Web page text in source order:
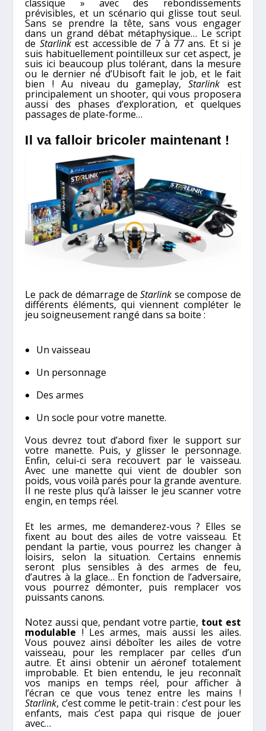
classique » avec des rebondissements
prévisibles, et un scénario qui glisse tout seul.
Sans se prendre la tête, sans vous engager
dans un grand débat métaphysique… Le script
de Starlinkest accessible de 7 à 77 ans. Et si je
suis habituellement pointilleux sur cet aspect, je
suis ici beaucoup plus tolérant, dans la mesure
ou le dernier né d’Ubisoft fait le job, et le fait
bien ! Au niveau du gameplay,Starlink est
principalement un shooter, qui vous proposera
aussi des phases d’exploration, et quelques
passages de plate-forme…
Il va falloir bricoler maintenant !
Le pack de démarrage deStarlink se compose de
différents éléments, qui viennent compléter le
jeu soigneusement rangé dans sa boite :
Un vaisseau
Un personnage
Des armes
Un socle pour votre manette.
Vous devrez tout d’abord fixer le support sur
votre manette. Puis, y glisser le personnage.
Enfin, celui-ci sera recouvert par le vaisseau.
Avec une manette qui vient de doubler son
poids, vous voilà parés pour la grande aventure.
Il ne reste plus qu’à laisser le jeu scanner votre
engin, en temps réel.
Et les armes, me demanderez-vous ? Elles se
fixent au bout des ailes de votre vaisseau. Et
pendant la partie, vous pourrez les changer à
loisirs, selon la situation. Certains ennemis
seront plus sensibles à des armes de feu,
d’autres à la glace… En fonction de l’adversaire,
vous pourrez démonter, puis remplacer vos
puissants canons.
Notez aussi que, pendant votre partie, tout est
modulable ! Les armes, mais aussi les ailes.
Vous pouvez ainsi déboîter les ailes de votre
vaisseau, pour les remplacer par celles d’un
autre. Et ainsi obtenir un aéronef totalement
improbable. Et bien entendu, le jeu reconnaît
vos manips en temps réel, pour afficher à
l’écran ce que vous tenez entre les mains !
Starlink, c’est comme le petit-train : c’est pour les
enfants, mais c’est papa qui risque de jouer
avec…